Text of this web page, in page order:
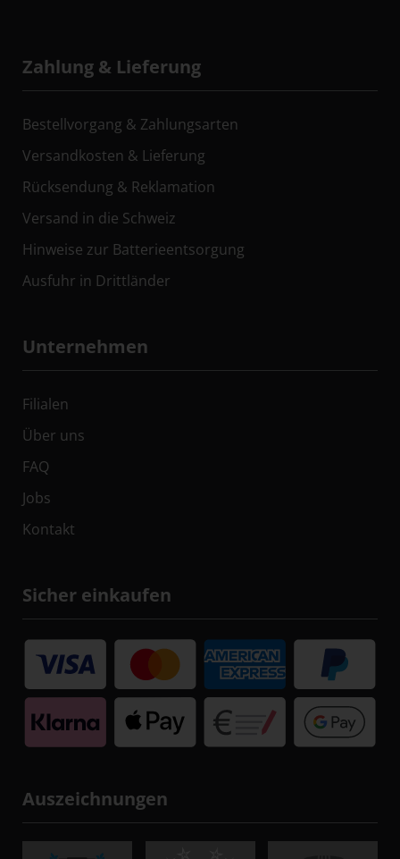
Zahlung & Lieferung
Bestellvorgang & Zahlungsarten
Versandkosten & Lieferung
Rücksendung & Reklamation
Versand in die Schweiz
Hinweise zur Batterieentsorgung
Ausfuhr in Drittländer
Unternehmen
Filialen
Über uns
FAQ
Jobs
Kontakt
Sicher einkaufen
Auszeichnungen